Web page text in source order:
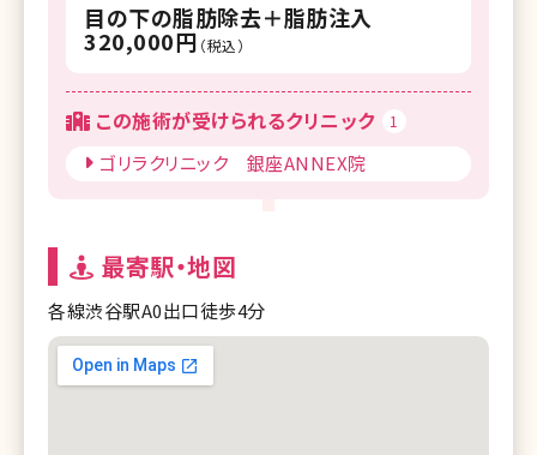
目の下の脂肪除去＋脂肪注入
320,000円 （税込）
この施術が受けられるクリニック 1
ゴリラクリニック 銀座ANNEX院
最寄駅・地図
各線渋谷駅A0出口徒歩4分